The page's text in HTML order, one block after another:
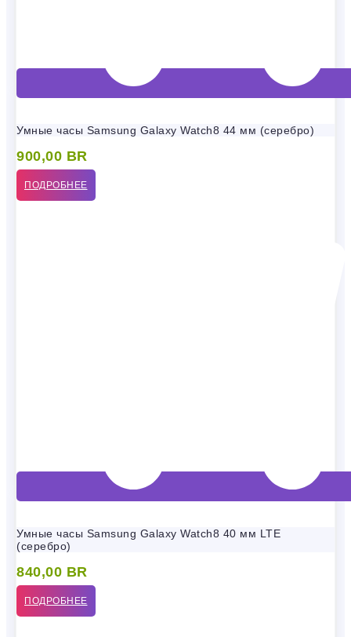
Умные часы Samsung Galaxy Watch8 44 мм (серебро)
900,00 BR
ПОДРОБНЕЕ
Умные часы Samsung Galaxy Watch8 40 мм LTE
(серебро)
840,00 BR
ПОДРОБНЕЕ